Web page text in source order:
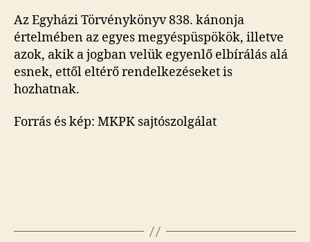
Az Egyházi Törvénykönyv 838. kánonja
értelmében az egyes megyéspüspökök, illetve
azok, akik a jogban velük egyenlő elbírálás alá
esnek, ettől eltérő rendelkezéseket is
hozhatnak.
Forrás és kép: MKPK sajtószolgálat